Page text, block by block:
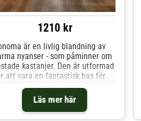
1210 kr
Läs mer här
är en livlig blandning av
nyanser - som påminner om
kastanjer. Den är utformad
att vara en fantastisk bas för
hem, med den djupa rikedomen
skapar en fantastisk och
känsla av äkthet.